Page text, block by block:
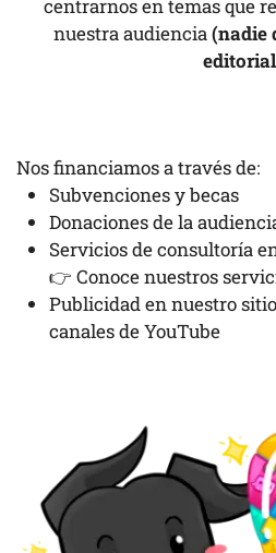
centrarnos en temas que
nuestra audiencia (nadie
Nos financiamos a través de:
Subvenciones y becas
Donaciones de la
Servicios de consultoría
👉 Conoce nuestros
Publicidad en nuestro
canales de YouTube